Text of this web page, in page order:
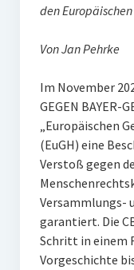
den
Von Jan Pehrke
Im November
GEGEN BAYER-
„Europäischen
(EuGH) eine
Verstoß gegen
Versammlungs-
garantiert. Die
Schritt in einem
Vorgeschichte